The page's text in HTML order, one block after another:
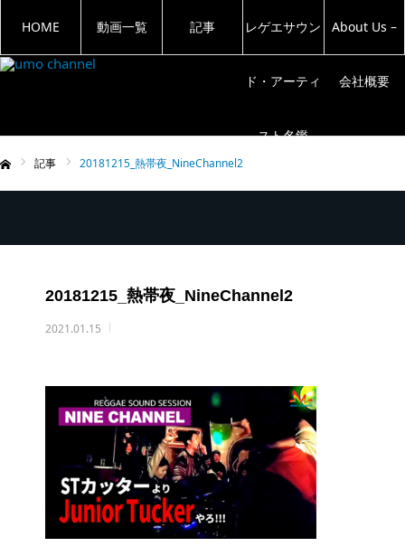
HOME 動画一覧 記事 レゲエサウン
ド・アーティ
スト名鑑
About Us –
会社概要
記事 20181215_熱帯夜_NineChannel2
20181215_熱帯夜_NineChannel2
2021.01.15